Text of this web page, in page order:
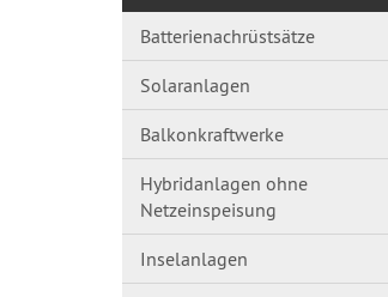
Batterienachrüstsätze
Solaranlagen
Balkonkraftwerke
Hybridanlagen ohne
Netzeinspeisung
Inselanlagen